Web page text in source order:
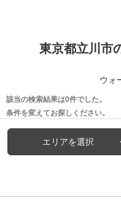
東京都立川市
ウォ
該当の検索結果は0件でした。
条件を変えてお探しください。
エリアを選択